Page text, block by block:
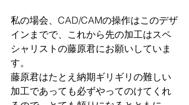
私の場会、CAD/CAMの操作はこのデザ
インまでで、これから先の加工はスペ
シャリストの藤原君にお願いしていま
す。
藤原君はたとえ納期ギリギリの難しい
加工であっても必ずやってのけてくれ